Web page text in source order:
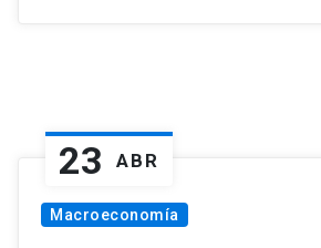
23 ABR
Macroeconomía